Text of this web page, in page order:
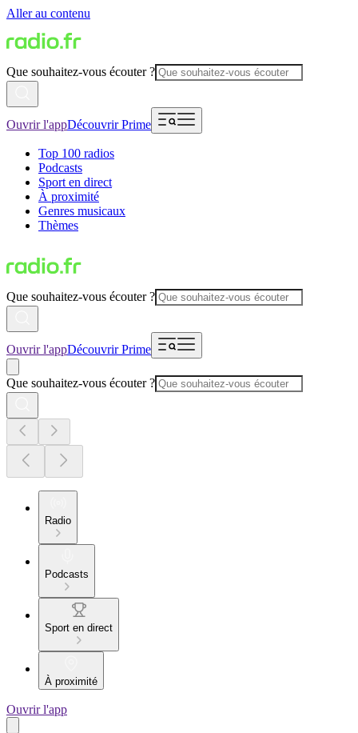
Aller au contenu
Que souhaitez-vous écouter ?
Ouvrir l'appDécouvrir Prime
Top 100 radios
Podcasts
Sport en direct
À proximité
Genres musicaux
Thèmes
Que souhaitez-vous écouter ?
Ouvrir l'appDécouvrir Prime
Que souhaitez-vous écouter ?
Radio
Podcasts
Sport en direct
À proximité
Ouvrir l'app